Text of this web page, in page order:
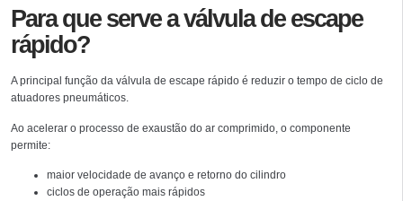
Para que serve a válvula de escape
rápido?
A principal função da válvula de escape rápido é reduzir o tempo de ciclo de
atuadores pneumáticos.
Ao acelerar o processo de exaustão do ar comprimido, o componente
permite:
maior velocidade de avanço e retorno do cilindro
ciclos de operação mais rápidos